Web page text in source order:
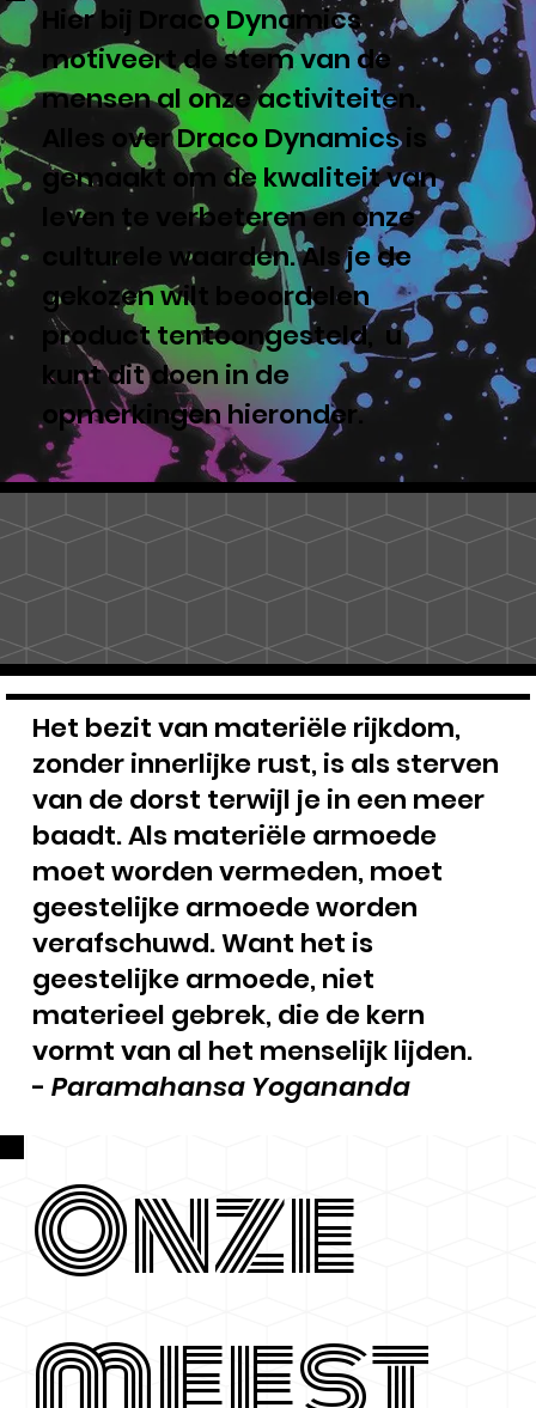
Het bezit van materiële rijkdom,
zonder innerlijke rust, is als sterven
van de dorst terwijl je in een meer
baadt. Als materiële armoede
moet worden vermeden, moet
geestelijke armoede worden
verafschuwd. Want het is
geestelijke armoede, niet
materieel gebrek, die de kern
vormt van al het menselijk lijden.
- Paramahansa Yogananda
Hier bij Draco Dynamics
motiveert de stem van de
mensen al onze activiteiten.
Alles over Draco Dynamics is
gemaakt om de kwaliteit van
leven te verbeteren en onze
culturele waarden. Als je de
gekozen wilt beoordelen
product tentoongesteld, u
kunt dit doen in de
opmerkingen hieronder.
Onze